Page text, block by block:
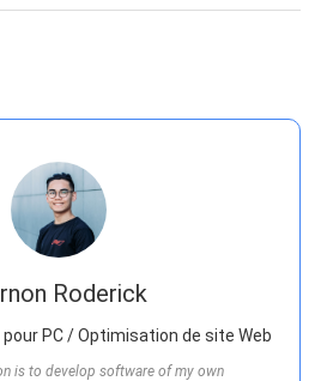
Roderick
PC / Optimisation de site Web
is to develop software of my own